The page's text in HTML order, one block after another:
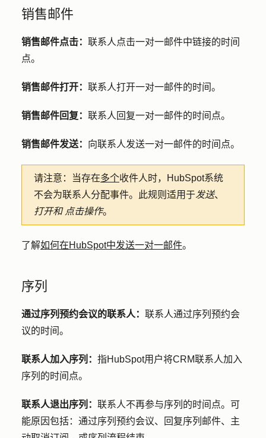
销售邮件
销售邮件点击： 联系人点击一对一邮件中链接的时间
点。
销售邮件打开： 联系人打开一对一邮件的时间。
销售邮件回复： 联系人回复一对一邮件的时间点。
销售邮件发送： 向联系人发送一对一邮件的时间点。
请注意： 当存在多个收件人时，HubSpot系统
不会为联系人分配事件。此规则适用于发送、
打开和 点击操作。
了解如何在HubSpot中发送一对一邮件。
序列
通过序列预约会议的联系人： 联系人通过序列预约会
议的时间。
联系人加入序列： 指HubSpot用户将CRM联系人加入
序列的时间点。
联系人退出序列： 联系人不再参与序列的时间点。可
能原因包括：通过序列预约会议、回复序列邮件、主